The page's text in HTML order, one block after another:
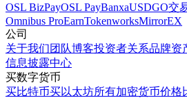
OSL BizPayOSL PayBanxaUSDGO交
Omnibus ProEarnTokenworksMirrorEX
公司
关于我们团队博客投资者关系品牌资
信息披露中心
买数字货币
买比特币买以太坊所有加密货币价格